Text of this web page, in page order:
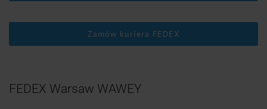
Zamów kuriera FEDEX
FEDEX Warsaw WAWEY